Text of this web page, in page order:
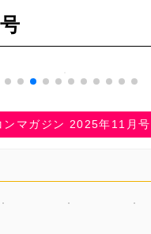
ンマガジン 2025年11月